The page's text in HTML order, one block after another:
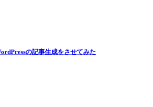
の記事生成をさせてみた